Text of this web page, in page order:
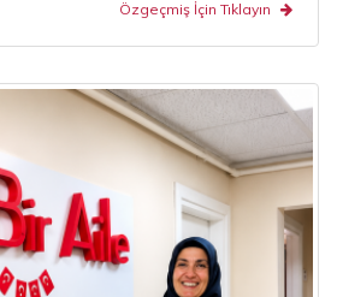
Özgeçmiş İçin Tıklayın